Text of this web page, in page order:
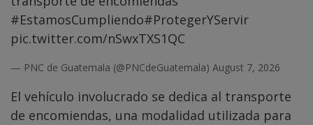
#EstamosCumpliendo#ProtegerYServir
pic.twitter.com/nSwxTXS1QC
— PNC de Guatemala (@PNCdeGuatemala) August 7, 2026
El vehículo involucrado se dedica al transporte
de encomiendas, una modalidad utilizada para